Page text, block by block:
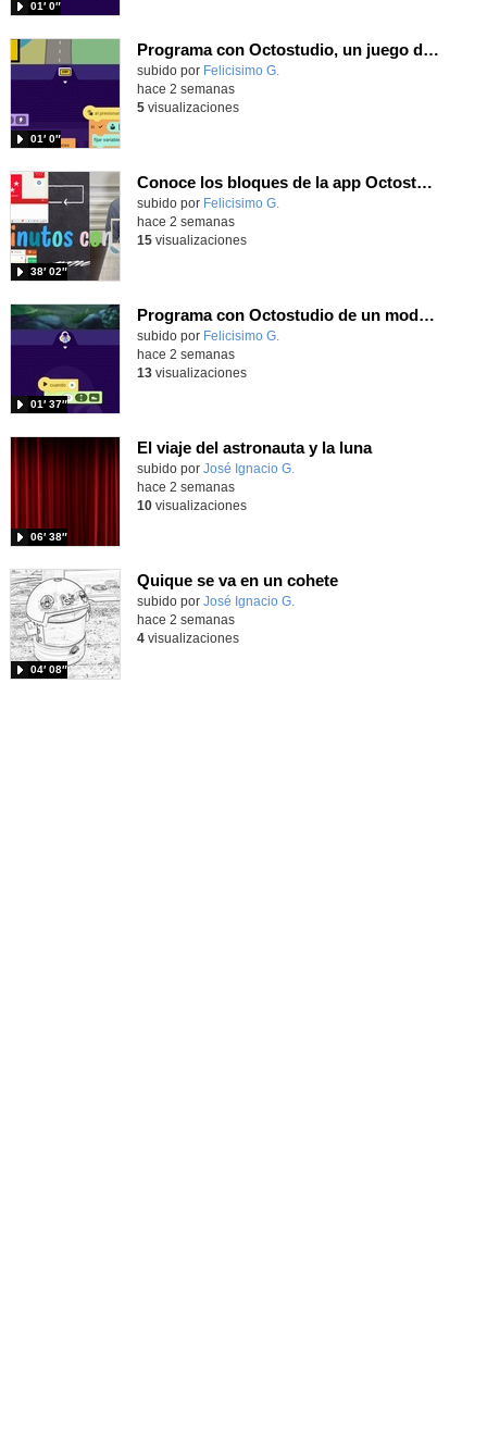
01′ 0″
Programa con Octostudio, un juego de Educación Víal cruzando un paso de cebra.
Contenido educativo.
subido por Felicisimo G.
01′ 0″
hace 2 semanas
5visualizaciones
Conoce los bloques de la app Octostudio, gratuito, offline y para tu tablet y móvil - Contenido educativo
Contenido educativo.
subido por Felicisimo G.
38′ 02″
hace 2 semanas
15visualizaciones
Programa con Octostudio de un modo sencillo, offline y gratuito
Contenido educativo.
subido por Felicisimo G.
01′ 37″
hace 2 semanas
13visualizaciones
El viaje del astronauta y la luna
Contenido educativo.
subido por José Ignacio G.
06′ 38″
hace 2 semanas
10visualizaciones
Quique se va en un cohete
Contenido educativo.
subido por José Ignacio G.
04′ 08″
hace 2 semanas
4visualizaciones